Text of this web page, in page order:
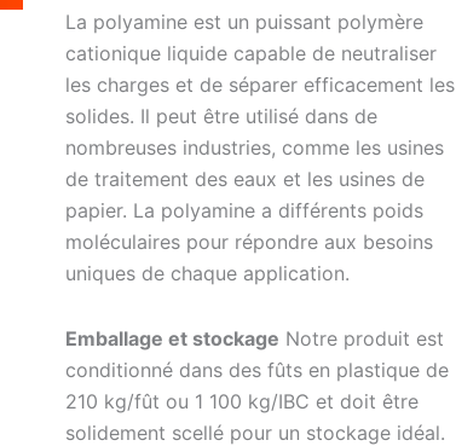
La polyamine est un puissant polymère
cationique liquide capable de neutraliser
les charges et de séparer efficacement les
solides. Il peut être utilisé dans de
nombreuses industries, comme les usines
de traitement des eaux et les usines de
papier. La polyamine a différents poids
moléculaires pour répondre aux besoins
uniques de chaque application.
Emballage et stockage Notre produit est
conditionné dans des fûts en plastique de
210 kg/fût ou 1 100 kg/IBC et doit être
solidement scellé pour un stockage idéal.